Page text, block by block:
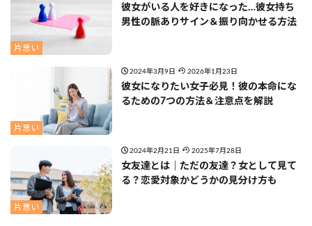
片思い
彼女がいる人を好きになった…彼女持ち
男性の脈ありサイン＆振り向かせる方法
片思い
2024年3月9日 2026年1月23日
彼女になりたい女子必見！彼の本命にな
るための7つの方法＆注意点を解説
片思い
2024年2月21日 2025年7月28日
女友達とは｜ただの友達？女として見て
る？恋愛対象かどうかの見分け方も